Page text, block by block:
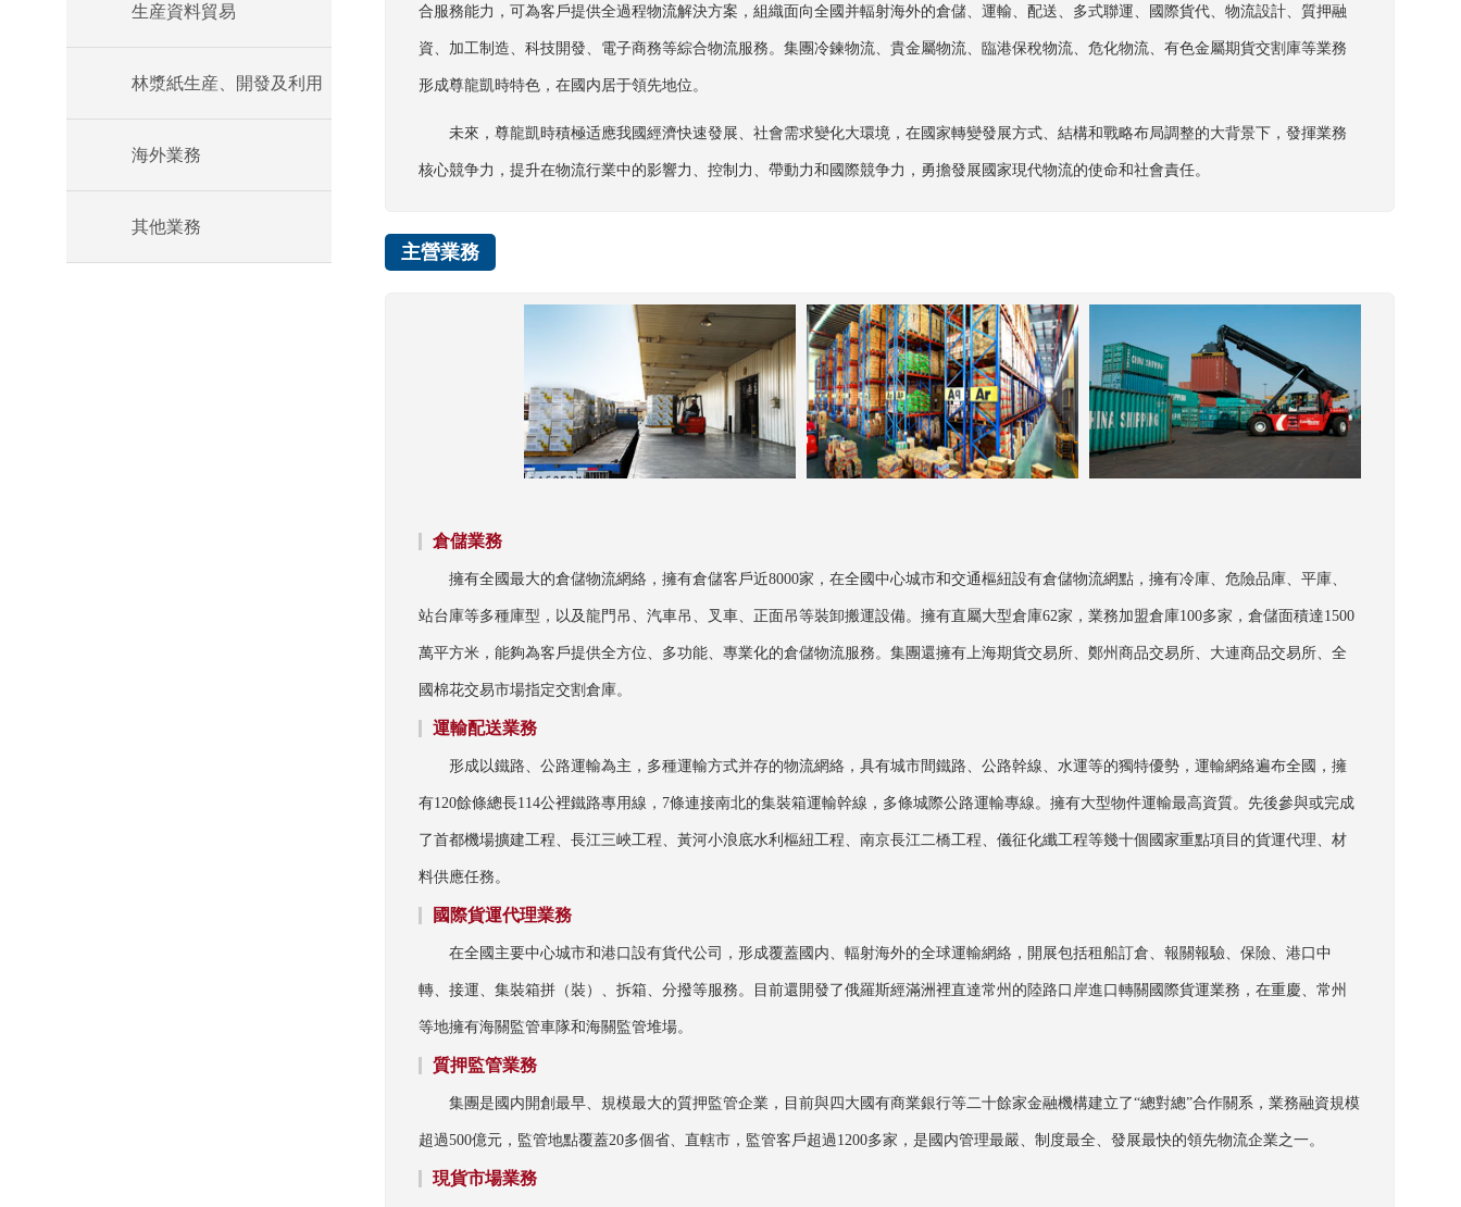
生産資料貿易
林漿紙生産、開發及利用
海外業務
其他業務
合服務能力，可為客戶提供全過程物流解決方案，組織面向全國并輻射海外的倉儲、運輸、配送、多式聯運、國際貨代、物流設計、質押融
資、加工制造、科技開發、電子商務等綜合物流服務。集團冷鍊物流、貴金屬物流、臨港保稅物流、危化物流、有色金屬期貨交割庫等業務
形成尊龍凱時特色，在國内居于領先地位。
未來，尊龍凱時積極适應我國經濟快速發展、社會需求變化大環境，在國家轉變發展方式、結構和戰略布局調整的大背景下，發揮業務
核心競争力，提升在物流行業中的影響力、控制力、帶動力和國際競争力，勇擔發展國家現代物流的使命和社會責任。
主營業務
倉儲業務
擁有全國最大的倉儲物流網絡，擁有倉儲客戶近8000家，在全國中心城市和交通樞紐設有倉儲物流網點，擁有冷庫、危險品庫、平庫、
站台庫等多種庫型，以及龍門吊、汽車吊、叉車、正面吊等裝卸搬運設備。擁有直屬大型倉庫62家，業務加盟倉庫100多家，倉儲面積達1500
萬平方米，能夠為客戶提供全方位、多功能、專業化的倉儲物流服務。集團還擁有上海期貨交易所、鄭州商品交易所、大連商品交易所、全
國棉花交易市場指定交割倉庫。
運輸配送業務
形成以鐵路、公路運輸為主，多種運輸方式并存的物流網絡，具有城市間鐵路、公路幹線、水運等的獨特優勢，運輸網絡遍布全國，擁
有120餘條總長114公裡鐵路專用線，7條連接南北的集裝箱運輸幹線，多條城際公路運輸專線。擁有大型物件運輸最高資質。先後參與或完成
了首都機場擴建工程、長江三峽工程、黃河小浪底水利樞紐工程、南京長江二橋工程、儀征化纖工程等幾十個國家重點項目的貨運代理、材
料供應任務。
國際貨運代理業務
在全國主要中心城市和港口設有貨代公司，形成覆蓋國内、輻射海外的全球運輸網絡，開展包括租船訂倉、報關報驗、保險、港口中
轉、接運、集裝箱拼（裝）、拆箱、分撥等服務。目前還開發了俄羅斯經滿洲裡直達常州的陸路口岸進口轉關國際貨運業務，在重慶、常州
等地擁有海關監管車隊和海關監管堆場。
質押監管業務
集團是國内開創最早、規模最大的質押監管企業，目前與四大國有商業銀行等二十餘家金融機構建立了“總對總”合作關系，業務融資規模
超過500億元，監管地點覆蓋20多個省、直轄市，監管客戶超過1200多家，是國内管理最嚴、制度最全、發展最快的領先物流企業之一。
現貨市場業務